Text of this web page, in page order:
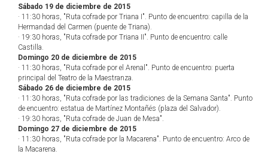
Sábado 19 de diciembre de 2015
· 11:30 horas, "Ruta cofrade por Triana I". Punto de encuentro: capilla de la
Hermandad del Carmen (puente de Triana).
· 19:30 horas, "Ruta cofrade por Triana II". Punto de encuentro: calle
Castilla.
Domingo 20 de diciembre de 2015
· 11:30 horas, "Ruta cofrade por el Arenal". Punto de encuentro: puerta
principal del Teatro de la Maestranza.
Sábado 26 de diciembre de 2015
· 11:30 horas, "Ruta cofrade por las tradiciones de la Semana Santa". Punto
de encuentro: estatua de Martínez Montañés (plaza del Salvador).
· 19:30 horas, "Ruta cofrade de Juan de Mesa".
Domingo 27 de diciembre de 2015
· 11:30 horas, "Ruta cofrade por la Macarena". Punto de encuentro: Arco de
la Macarena.